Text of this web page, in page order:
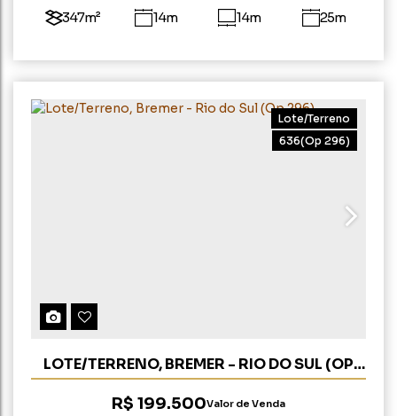
Catarina
Brasil
347m² 14m 14m
25m
636(Op 296)
Lote/Terreno
LOTE/TERRENO, BREMER - RIO DO SUL (OP
296)
R$ 199.500Valor de Venda